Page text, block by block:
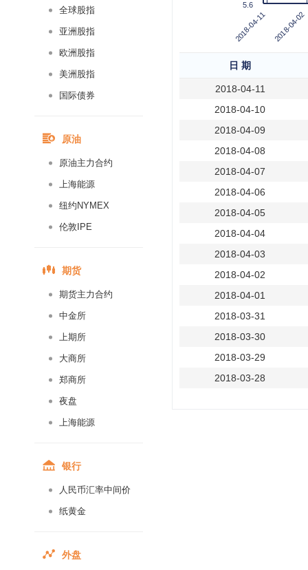
全球股指
亚洲股指
欧洲股指
美洲股指
国际债券
原油
原油主力合约
上海能源
纽约NYMEX
伦敦IPE
期货
期货主力合约
中金所
上期所
大商所
郑商所
夜盘
上海能源
银行
人民币汇率中间价
纸黄金
外盘
2018-04-11 2018-04-02
5.6
日 期
2018-04-11
2018-04-10
2018-04-09
2018-04-08
2018-04-07
2018-04-06
2018-04-05
2018-04-04
2018-04-03
2018-04-02
2018-04-01
2018-03-31
2018-03-30
2018-03-29
2018-03-28